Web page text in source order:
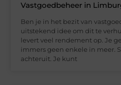
Vastgoedbeheer in
Ben je in het bezit van
uitstekend idee om dit te
levert veel rendement op. Je
immers geen enkele in meer.
achteruit. Je kunt